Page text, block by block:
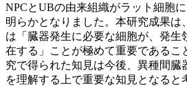
NPCとUBの由来組織がラット細胞
明らかとなりました。本研究成果は
は「臓器発生に必要な細胞が、発生
在する」ことが極めて重要であるこ
究で得られた知見は今後、異種間臓
を理解する上で重要な知見となると